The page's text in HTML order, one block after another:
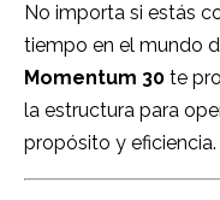
No importa si estás
tiempo en el mundo
Momentum 30 te
la estructura para
propósito y eficiencia.